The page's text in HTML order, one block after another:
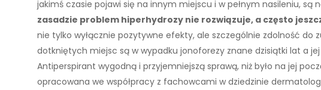
jakimś czasie pojawi się na innym miejscu i w pełnym nasileniu, są
zasadzie problem hiperhydrozy nie rozwiązuje, a często
nie tylko wyłącznie pozytywne efekty, ale szczególnie zdolność do
dotkniętych miejsc są w wypadku jonoforezy znane dzisiątki lat a
Antiperspirant wygodną i przyjemniejszą sprawą, niż było na jej
opracowana we współpracy z fachowcami w dziedzinie